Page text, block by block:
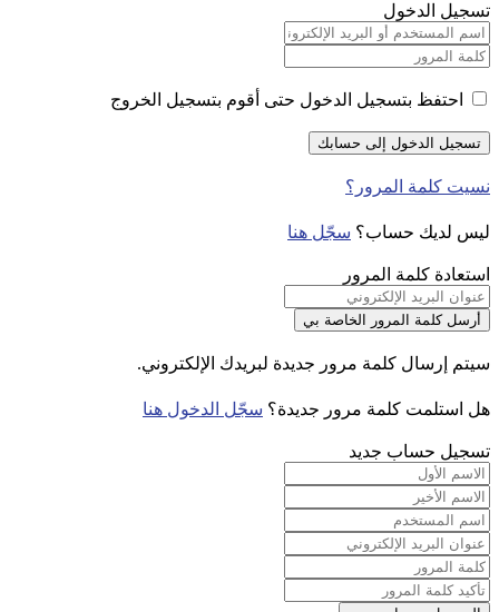
تسجيل الدخول
احتفظ بتسجيل الدخول حتى أقوم بتسجيل الخروج
نسيت كلمة المرور؟
ليس لديك حساب؟ سجّل هنا
استعادة كلمة المرور
سيتم إرسال كلمة مرور جديدة لبريدك الإلكتروني.
هل استلمت كلمة مرور جديدة؟ سجّل الدخول هنا
تسجيل حساب جديد